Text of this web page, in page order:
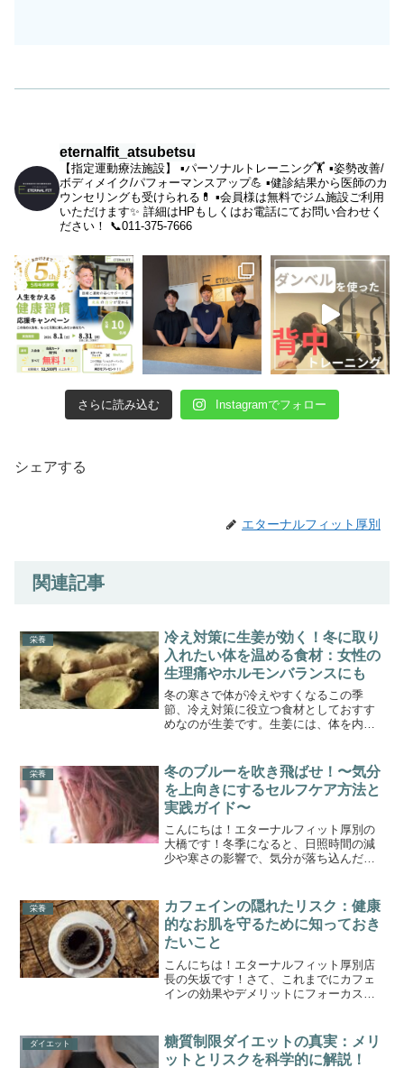
eternalfit_atsubetsu
【指定運動療法施設】 ▪︎パーソナルトレーニング🏋️ ▪︎姿勢改善/
ボディメイク/パフォーマンスアップ💪 ▪︎健診結果から医師のカ
ウンセリングも受けられる💊 ▪︎会員様は無料でジム施設ご利用
いただけます✨ 詳細はHPもしくはお電話にてお問い合わせく
ださい！
📞011-375-7666
さらに読み込む Instagramでフォロー
シェアする
エターナルフィット厚別
関連記事
栄養
冷え対策に生姜が効く！冬に取り
入れたい体を温める食材：女性の
生理痛やホルモンバランスにも
冬の寒さで体が冷えやすくなるこの季
節、冷え対策に役立つ食材としておすす
めなのが生姜です。生姜には、体を内部
ます。また、女性の生理痛やホルモンバ
ランスにも良い影響が期待で...
栄養
冬のブルーを吹き飛ばせ！〜気分
を上向きにするセルフケア方法と
実践ガイド〜
こんにちは！エターナルフィット厚別の
大橋です！冬季になると、日照時間の減
少や寒さの影響で、気分が落ち込んだり
Affective Disorder: SAD）」と呼ば...
栄養
カフェインの隠れたリスク：健康
的なお肌を守るために知っておき
たいこと
こんにちは！エターナルフィット厚別店
長の矢坂です！さて、これまでにカフェ
インの効果やデメリットにフォーカスし
をしていきます。もし、最近肌トラブル
にお悩みの方で珈琲を多く...
ダイエット
糖質制限ダイエットの真実：メリ
ットとリスクを科学的に解説！